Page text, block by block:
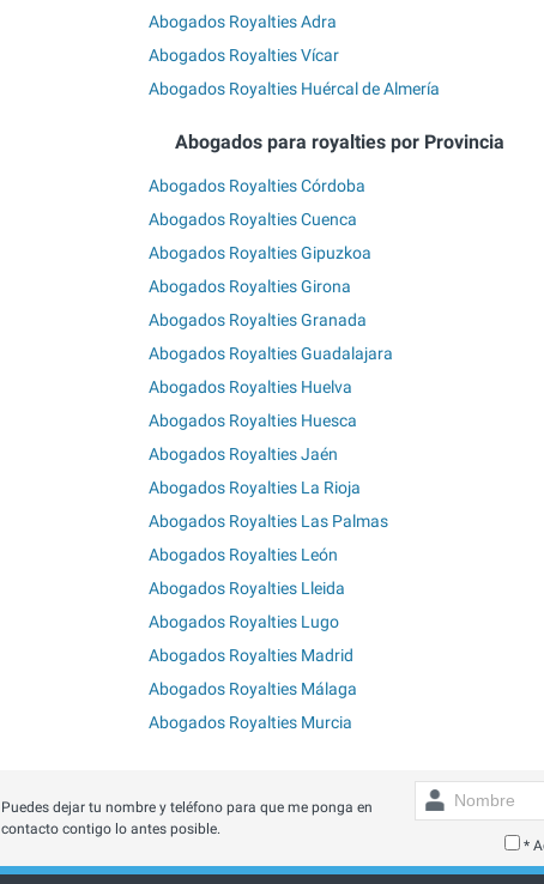
Abogados Royalties Adra
Abogados Royalties Vícar
Abogados Royalties Huércal de Almería
Abogados para royalties por Provincia
Abogados Royalties Córdoba
Abogados Royalties Cuenca
Abogados Royalties Gipuzkoa
Abogados Royalties Girona
Abogados Royalties Granada
Abogados Royalties Guadalajara
Abogados Royalties Huelva
Abogados Royalties Huesca
Abogados Royalties Jaén
Abogados Royalties La Rioja
Abogados Royalties Las Palmas
Abogados Royalties León
Abogados Royalties Lleida
Abogados Royalties Lugo
Abogados Royalties Madrid
Abogados Royalties Málaga
Abogados Royalties Murcia
Puedes dejar tu nombre y teléfono para que me ponga en
contacto contigo lo antes posible.
*